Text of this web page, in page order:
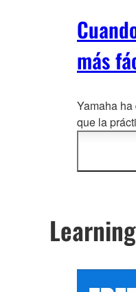
más
Yamaha
que la
disfruten
acústica de